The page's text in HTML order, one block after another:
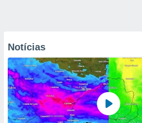
Notícias